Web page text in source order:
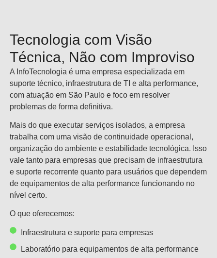
Tecnologia com Visão
Técnica, Não com Improviso
A InfoTecnologia é uma empresa especializada em
suporte técnico, infraestrutura de TI e alta performance,
com atuação em São Paulo e foco em resolver
problemas de forma definitiva.
Mais do que executar serviços isolados, a empresa
trabalha com uma visão de continuidade operacional,
organização do ambiente e estabilidade tecnológica. Isso
vale tanto para empresas que precisam de infraestrutura
e suporte recorrente quanto para usuários que dependem
de equipamentos de alta performance funcionando no
nível certo.
O que oferecemos:
Infraestrutura e suporte para empresas
Laboratório para equipamentos de alta performance